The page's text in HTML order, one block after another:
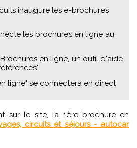
inaugure les e-brochures
les brochures en ligne au
en ligne, un outil d'aide
ligne" se connectera en direct
circuits et séjours - autocar